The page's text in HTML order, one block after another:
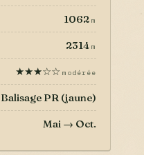
1062 m
2314 m
★★★☆☆ modérée
Balisage PR (jaune)
Mai → Oct.